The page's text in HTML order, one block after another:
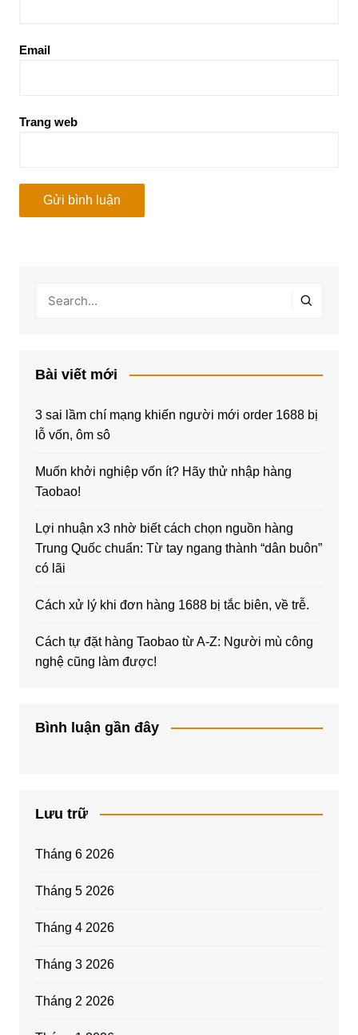
Email
Trang web
Bài viết mới
3 sai lầm chí mạng khiến người mới order 1688 bị
lỗ vốn, ôm sô
Muốn khởi nghiệp vốn ít? Hãy thử nhập hàng
Taobao!
Lợi nhuận x3 nhờ biết cách chọn nguồn hàng
Trung Quốc chuẩn: Từ tay ngang thành “dân buôn”
có lãi
Cách xử lý khi đơn hàng 1688 bị tắc biên, về trễ.
Cách tự đặt hàng Taobao từ A-Z: Người mù công
nghệ cũng làm được!
Bình luận gần đây
Lưu trữ
Tháng 6 2026
Tháng 5 2026
Tháng 4 2026
Tháng 3 2026
Tháng 2 2026